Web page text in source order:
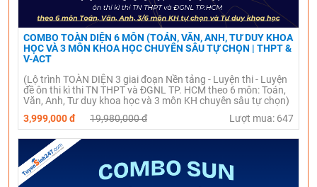
COMBO TOÀN DIỆN 6 MÔN (TOÁN, VĂN, ANH, TƯ DUY KHOA
HỌC VÀ 3 MÔN KHOA HỌC CHUYÊN SÂU TỰ CHỌN | THPT &
V-ACT
(Lộ trình TOÀN DIỆN 3 giai đoạn Nền tảng - Luyện thi - Luyện
đề ôn thi kì thi TN THPT và ĐGNL TP. HCM theo 6 môn: Toán,
Văn, Anh, Tư duy khoa học và 3 môn KH chuyên sâu tự chọn)
3,999,000 đ
19,980,000 đ Lượt mua: 647